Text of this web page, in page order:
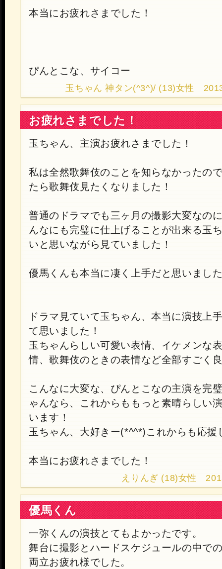
本当にお疲れさまでした！
ぴんとこな、サイコー
玉ちゃん 神タン(^3^)/ (13)女性
お疲れさまでした！
玉ちゃん、主演お疲れさまでした！
私は全然歌舞伎のことを知らなかったの
たら歌舞伎見たくなりました！
普通のドラマでも三ヶ月の撮影大変なの
んなにも完璧に仕上げることが出来る玉
いと思いながら見ていました！
優馬くんも本当に凄く上手だと思いまし
ドラマ見ていて玉ちゃん、本当に演技上
て思いました！
玉ちゃんらしい可愛い表情、イケメンな
情、歌舞伎のときの表情など全部すごく
こんなに大変な、ぴんとこなの主演を完
ゃんなら、これからももっと素晴らしい
います！
玉ちゃん、大好きー(*^^*)これからも応援
本当にお疲れさまでした！
えりんぎ (18)女性
優馬くん
一弥くんの演技とてもよかったです。
舞台に撮影とハードスケジュールの中で
両立お疲れ様でした。